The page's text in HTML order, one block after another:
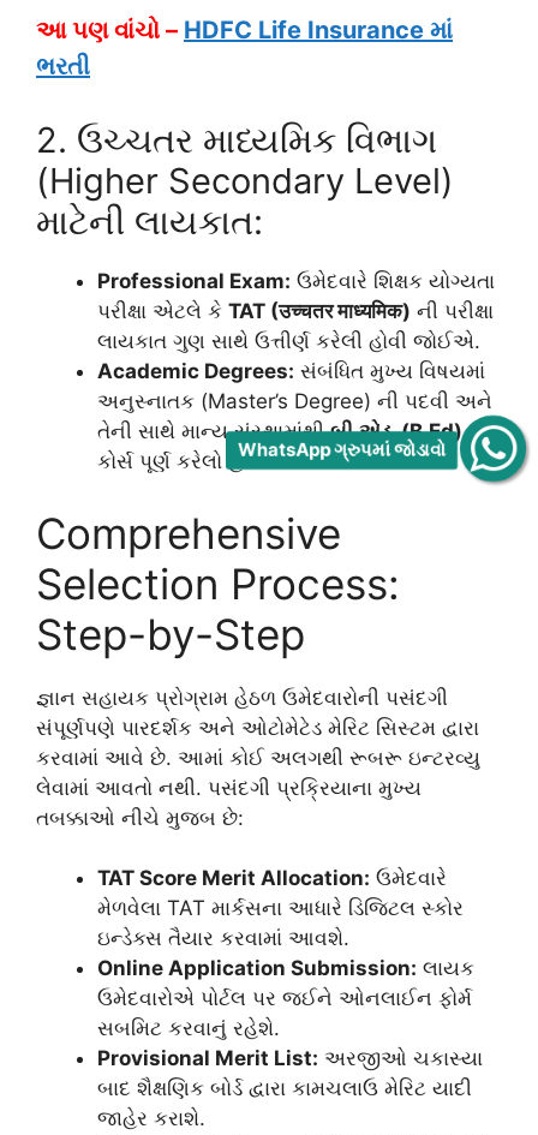
આ પણ વાંચો – HDFC Life Insurance માં
ભરતી
2. ઉચ્ચતર માધ્યમિક વિભાગ
(Higher Secondary Level)
માટેની લાયકાત:
Professional Exam: ઉમેદવારે શિક્ષક યોગ્યતા
પરીક્ષા એટલે કે TAT (उच्चतर माध्यमिक) ની પરીક્ષા
લાયકાત ગુણ સાથે ઉત્તીર્ણ કરેલી હોવી જોઈએ.
Academic Degrees: સંબંધિત મુખ્ય વિષયમાં
અનુસ્નાતક (Master’s Degree) ની પદવી અને
તેની સાથે માન્ય સંસ્થામાંથીબી.એડ. (B.Ed)નો
કોર્સ પૂર્ણ કરેલો હોવો જોઈએ.
Comprehensive
Selection Process:
Step-by-Step
જ્ઞાન સહાયક પ્રોગ્રામ હેઠળ ઉમેદવારોની પસંદગી
સંપૂર્ણપણે પારદર્શક અને ઓટોમેટેડ મેરિટ સિસ્ટમ દ્વારા
કરવામાં આવે છે. આમાં કોઈ અલગથી રૂબરૂ ઇન્ટરવ્યુ
લેવામાં આવતો નથી. પસંદગી પ્રક્રિયાના મુખ્ય
તબક્કાઓ નીચે મુજબ છે:
TAT Score Merit Allocation: ઉમેદવારે
મેળવેલા TAT માર્કસના આધારે ડિજિટલ સ્કોર
ઇન્ડેક્સ તૈયાર કરવામાં આવશે.
Online Application Submission: લાયક
ઉમેદવારોએ પોર્ટલ પર જઈને ઓનલાઈન ફોર્મ
સબમિટ કરવાનું રહેશે.
Provisional Merit List: અરજીઓ ચકાસ્યા
બાદ શૈક્ષણિક બોર્ડ દ્વારા કામચલાઉ મેરિટ યાદી
જાહેર કરાશે.
WhatsApp ગ્રુપમાં જોડાવો